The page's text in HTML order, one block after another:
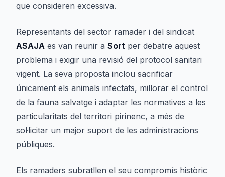
que consideren excessiva.
Representants del sector ramader i del sindicat
ASAJA es van reunir a Sort per debatre aquest
problema i exigir una revisió del protocol sanitari
vigent. La seva proposta inclou sacrificar
únicament els animals infectats, millorar el control
de la fauna salvatge i adaptar les normatives a les
particularitats del territori pirinenc, a més de
sol·licitar un major suport de les administracions
públiques.
Els ramaders subratllen el seu compromís històric